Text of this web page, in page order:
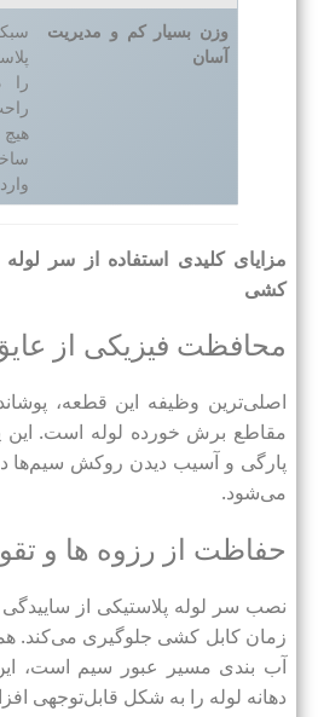
وزن بسیار کم و مدیریت
آسان
را
مزایای کلیدی استفاده از سر
کشی
محافظت فیزیکی از
اصلی‌ترین وظیفه این قطعه،
مقاطع برش‌ خورده لوله است. این
پارگی و آسیب دیدن روکش سیم‌ها
می‌شود.
حفاظت از رزوه‌ ها و
نصب سر لوله پلاستیکی از
زمان کابل‌ کشی جلوگیری می‌کند.
آب‌ بندی مسیر عبور سیم است،
دهانه لوله را به شکل قابل‌توجهی